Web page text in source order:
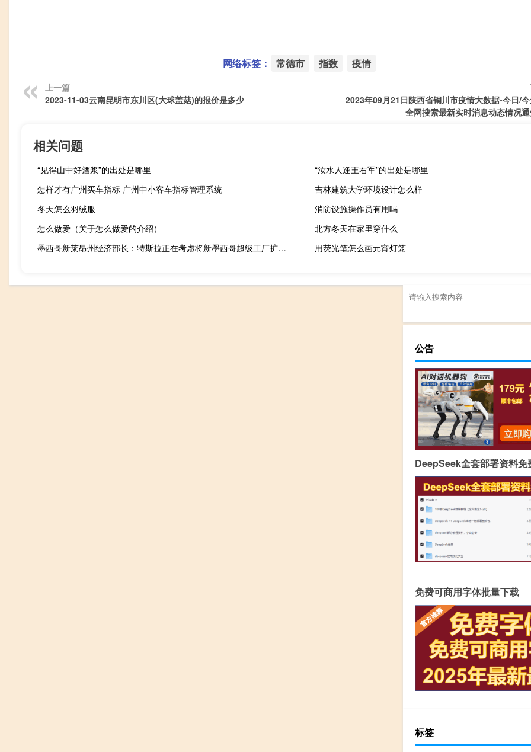
网络标签： 常德市 指数 疫情
上一篇
2023-11-03云南昆明市东川区(大球盖菇)的报价是多少
2023年09月21日陕西省铜川市疫情大数据-今日/
全网搜索最新实时消息动态情况
相关问题
“见得山中好酒浆”的出处是哪里
“汝水人逢王右军”的出处是哪里
怎样才有广州买车指标 广州中小客车指标管理系统
吉林建筑大学环境设计怎么样
冬天怎么羽绒服
消防设施操作员有用吗
怎么做爱（关于怎么做爱的介绍）
北方冬天在家里穿什么
墨西哥新莱昂州经济部长：特斯拉正在考虑将新墨西哥超级工厂扩大到超过原计划的规模
用荧光笔怎么画元宵灯笼
公告
DeepSeek全套部署资料免
免费可商用字体批量下载
标签